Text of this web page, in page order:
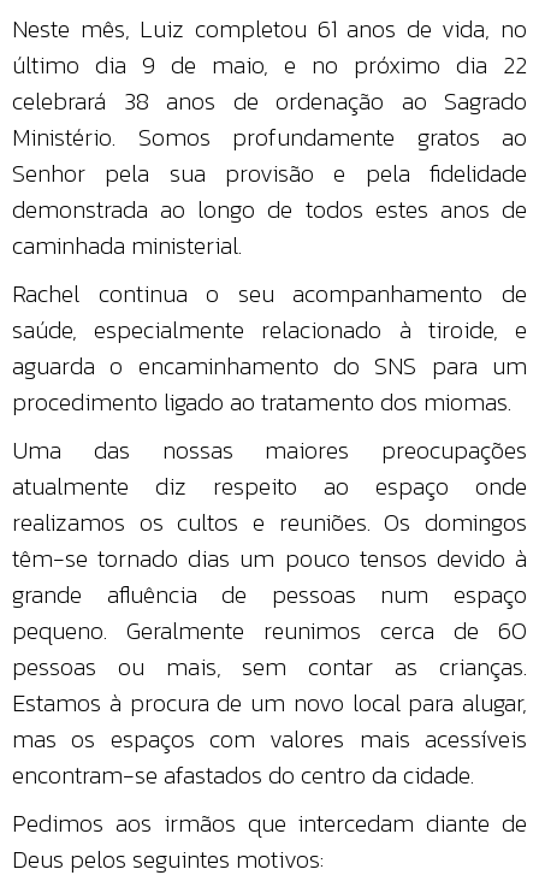
Neste mês, Luiz completou 61 anos de vida, no
último dia 9 de maio, e no próximo dia 22
celebrará 38 anos de ordenação ao Sagrado
Ministério. Somos profundamente gratos ao
Senhor pela sua provisão e pela fidelidade
demonstrada ao longo de todos estes anos de
caminhada ministerial.
Rachel continua o seu acompanhamento de
saúde, especialmente relacionado à tiroide, e
aguarda o encaminhamento do SNS para um
procedimento ligado ao tratamento dos miomas.
Uma das nossas maiores preocupações
atualmente diz respeito ao espaço onde
realizamos os cultos e reuniões. Os domingos
têm-se tornado dias um pouco tensos devido à
grande afluência de pessoas num espaço
pequeno. Geralmente reunimos cerca de 60
pessoas ou mais, sem contar as crianças.
Estamos à procura de um novo local para alugar,
mas os espaços com valores mais acessíveis
encontram-se afastados do centro da cidade.
Pedimos aos irmãos que intercedam diante de
Deus pelos seguintes motivos: